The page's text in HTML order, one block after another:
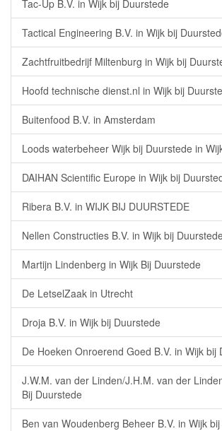
Tac-Up B.V. in Wijk bij Duurstede
Tactical Engineering B.V. in Wijk bij
Zachtfruitbedrijf Miltenburg in Wijk bij
Hoofd technische dienst.nl in Wijk bij
Buitenfood B.V. in Amsterdam
Loods waterbeheer Wijk bij Duurstede in
DAIHAN Scientific Europe in Wijk bij
Ribera B.V. in WIJK BIJ DUURSTEDE
Nellen Constructies B.V. in Wijk bij
Martijn Lindenberg in Wijk Bij Duurstede
De LetselZaak in Utrecht
Droja B.V. in Wijk bij Duurstede
De Hoeken Onroerend Goed B.V. in Wijk bij
J.W.M. van der Linden/J.H.M. van der
Bij Duurstede
Ben van Woudenberg Beheer B.V. in Wijk